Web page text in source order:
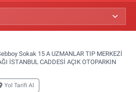
Sokak 15 A UZMANLAR TIP MERKEZİ
İSTANBUL CADDESİ AÇIK OTOPARKIN
Yol Tarifi Al